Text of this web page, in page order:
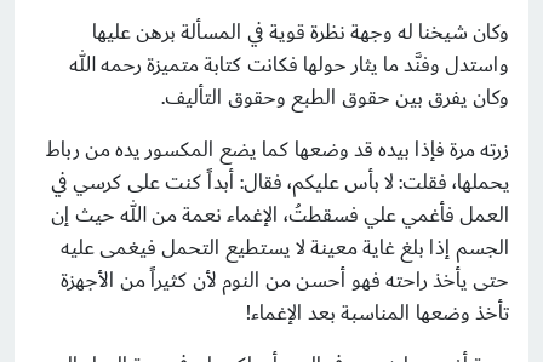
وكان شيخنا له وجهة نظرة قوية في المسألة برهن عليها
واستدل وفنَّد ما يثار حولها فكانت كتابة متميزة رحمه الله
وكان يفرق بين حقوق الطبع وحقوق التأليف.
زرته مرة فإذا بيده قد وضعها كما يضع المكسور يده من رباط
يحملها، فقلت: لا بأس عليكم، فقال: أبداً كنت على كرسي في
العمل فأغمي علي فسقطتُ، الإغماء نعمة من الله حيث إن
الجسم إذا بلغ غاية معينة لا يستطيع التحمل فيغمى عليه
حتى يأخذ راحته فهو أحسن من النوم لأن كثيراً من الأجهزة
تأخذ وضعها المناسبة بعد الإغماء!